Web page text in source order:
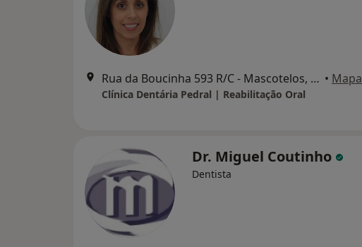
Rua da Boucinha 593 R/C - Mascotelos, Guimarães • Mapa
Clínica Dentária Pedral | Reabilitação Oral
Dr. Miguel Coutinho
Dentista